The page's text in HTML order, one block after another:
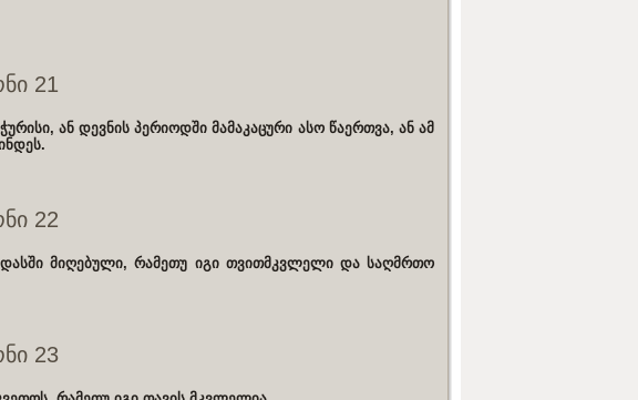
21
ან დევნის პერიოდში მამაკაცური ასო წაერთვა, ან ამ
22
დასში მიღებული, რამეთუ იგი თვითმკვლელი და საღმრთო
23